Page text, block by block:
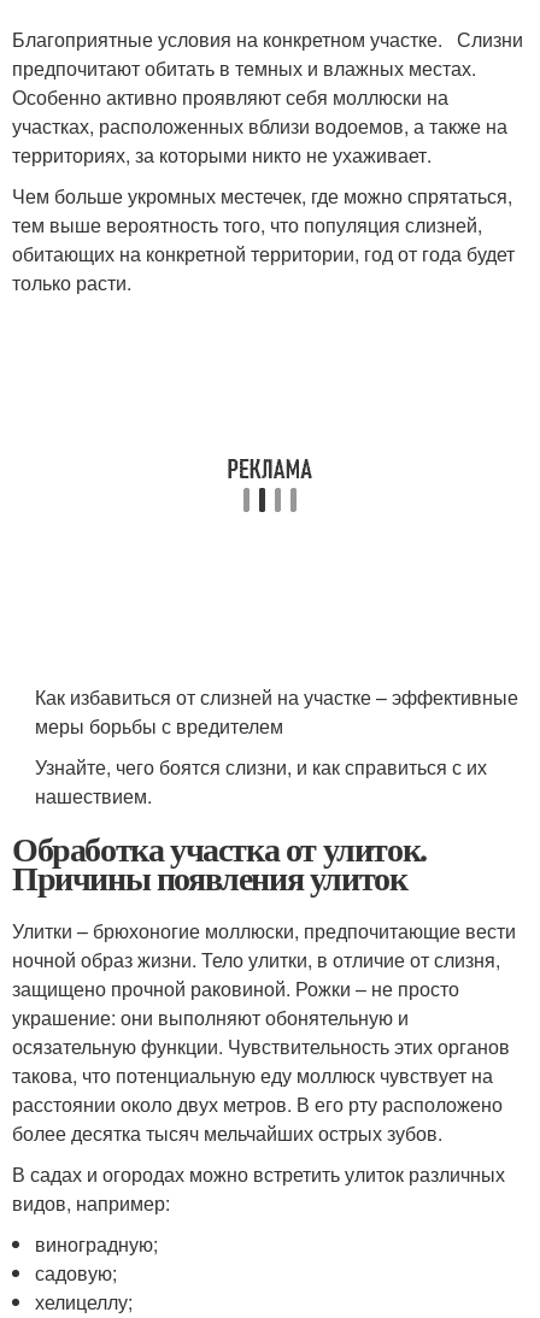
Благоприятные условия на конкретном участке. Слизни
предпочитают обитать в темных и влажных местах.
Особенно активно проявляют себя моллюски на
участках, расположенных вблизи водоемов, а также на
территориях, за которыми никто не ухаживает.
Чем больше укромных местечек, где можно спрятаться,
тем выше вероятность того, что популяция слизней,
обитающих на конкретной территории, год от года будет
только расти.
Как избавиться от слизней на участке – эффективные
меры борьбы с вредителем
Узнайте, чего боятся слизни, и как справиться с их
нашествием.
Обработка участка от улиток.
Причины появления улиток
Улитки – брюхоногие моллюски, предпочитающие вести
ночной образ жизни. Тело улитки, в отличие от слизня,
защищено прочной раковиной. Рожки – не просто
украшение: они выполняют обонятельную и
осязательную функции. Чувствительность этих органов
такова, что потенциальную еду моллюск чувствует на
расстоянии около двух метров. В его рту расположено
более десятка тысяч мельчайших острых зубов.
В садах и огородах можно встретить улиток различных
видов, например:
виноградную;
садовую;
хелицеллу;